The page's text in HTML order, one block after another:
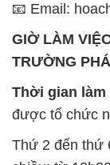
📧 Email:
GIỜ LÀM
TRƯỜNG
Thời gian làm
được tổ chức
Thứ 2 đến thứ